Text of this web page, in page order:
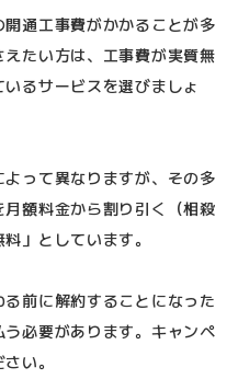
通工事費がかかることが多
たい方は、工事費が実質無
るサービスを選びましょ
って異なりますが、その多
額料金から割り引く（相殺
」としています。
前に解約することになった
必要があります。キャンペ
い。